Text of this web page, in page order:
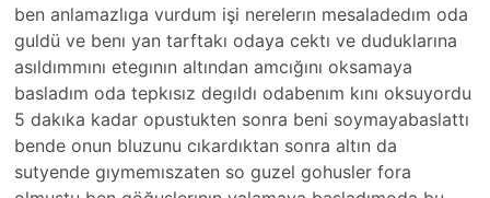
ben anlamazlıga vurdum işi nerelerın mesaladedım oda
guldü ve benı yan tarftakı odaya cektı ve duduklarına
asıldımmını etegının altından amcığını oksamaya
basladım oda tepkısız degıldı odabenım kını oksuyordu
5 dakıka kadar opustukten sonra beni soymayabaslattı
bende onun bluzunu cıkardıktan sonra altın da
sutyende gıymemıszaten so guzel gohusler fora